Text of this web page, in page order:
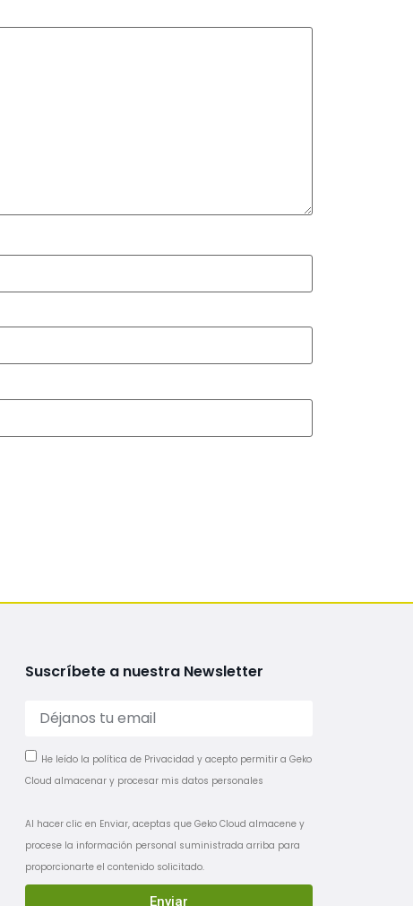
Suscríbete a nuestra Newsletter
He leído la política de Privacidad y acepto permitir a Geko
Cloud almacenar y procesar mis datos personales
Al hacer clic en Enviar, aceptas que Geko Cloud almacene y
procese la información personal suministrada arriba para
proporcionarte el contenido solicitado.
Enviar